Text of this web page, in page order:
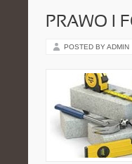
PRAWO I
POSTED BY ADMIN